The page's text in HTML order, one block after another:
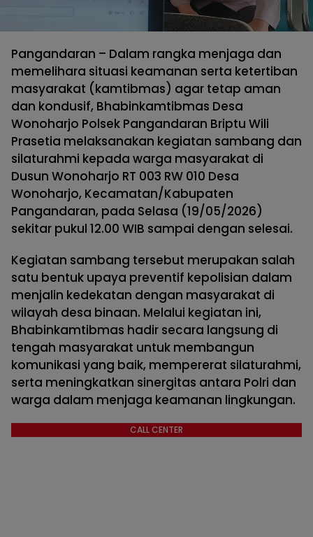
Pangandaran – Dalam rangka menjaga dan
memelihara situasi keamanan serta ketertiban
masyarakat (kamtibmas) agar tetap aman
dan kondusif, Bhabinkamtibmas Desa
Wonoharjo Polsek Pangandaran Briptu Wili
Prasetia melaksanakan kegiatan sambang dan
silaturahmi kepada warga masyarakat di
Dusun Wonoharjo RT 003 RW 010 Desa
Wonoharjo, Kecamatan/Kabupaten
Pangandaran, pada Selasa (19/05/2026)
sekitar pukul 12.00 WIB sampai dengan selesai.
Kegiatan sambang tersebut merupakan salah
satu bentuk upaya preventif kepolisian dalam
menjalin kedekatan dengan masyarakat di
wilayah desa binaan. Melalui kegiatan ini,
Bhabinkamtibmas hadir secara langsung di
tengah masyarakat untuk membangun
komunikasi yang baik, mempererat silaturahmi,
serta meningkatkan sinergitas antara Polri dan
warga dalam menjaga keamanan lingkungan.
CALL CENTER